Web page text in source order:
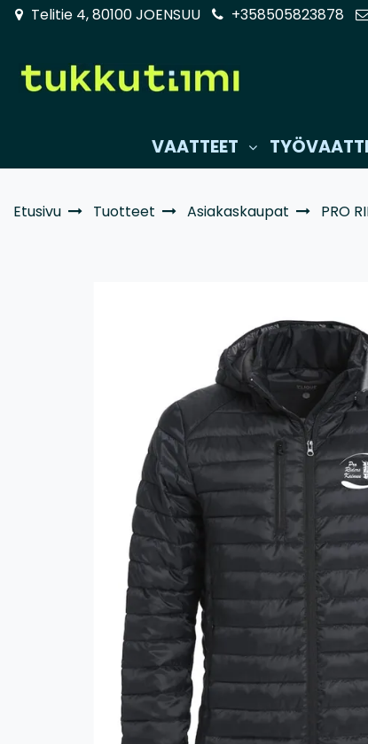
Siirry pääsisältöön
Telitie 4, 80100 JOENSUU +358505823878
VAATTEET
Etusivu Tuotteet Asiakaskaupat PRO